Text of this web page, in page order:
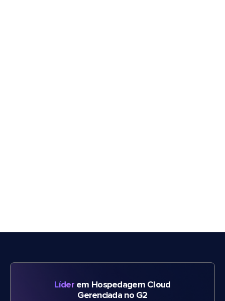
Líderem Hospedagem Cloud
Gerenciada no G2